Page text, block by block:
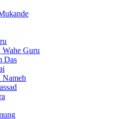
Wahe Guru
Das
Nameh